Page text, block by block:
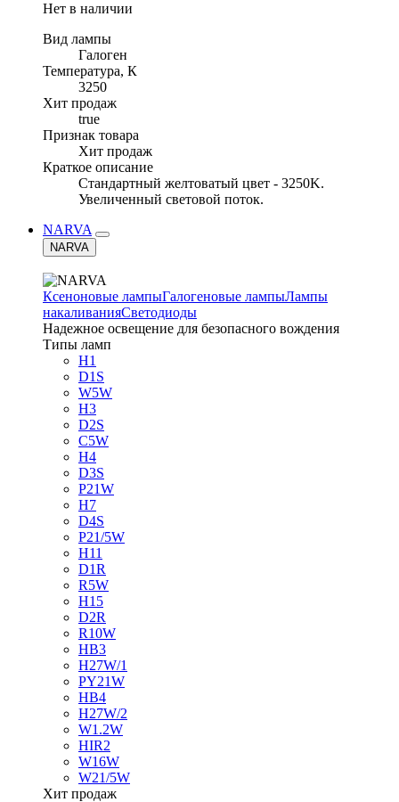
Нет в наличии
Вид лампы
Галоген
Температура, К
3250
Хит продаж
true
Признак товара
Хит продаж
Краткое описание
Стандартный желтоватый цвет - 3250K.
Увеличенный световой поток.
NARVA
NARVA
Ксеноновые лампыГалогеновые лампыЛампы
накаливанияСветодиоды
Надежное освещение для безопасного вождения
Типы ламп
H1
D1S
W5W
H3
D2S
C5W
H4
D3S
P21W
H7
D4S
P21/5W
H11
D1R
R5W
H15
D2R
R10W
HB3
H27W/1
PY21W
HB4
H27W/2
W1.2W
HIR2
W16W
W21/5W
Хит продаж